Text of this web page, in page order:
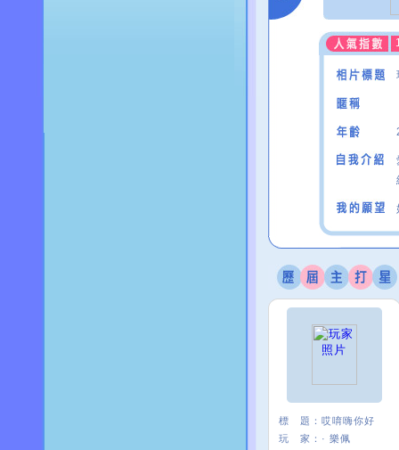
標 題： 哎唷嗨你好
玩 家： · 樂佩